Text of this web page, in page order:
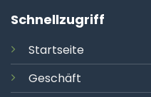
Schnellzugriff
Startseite
Geschäft